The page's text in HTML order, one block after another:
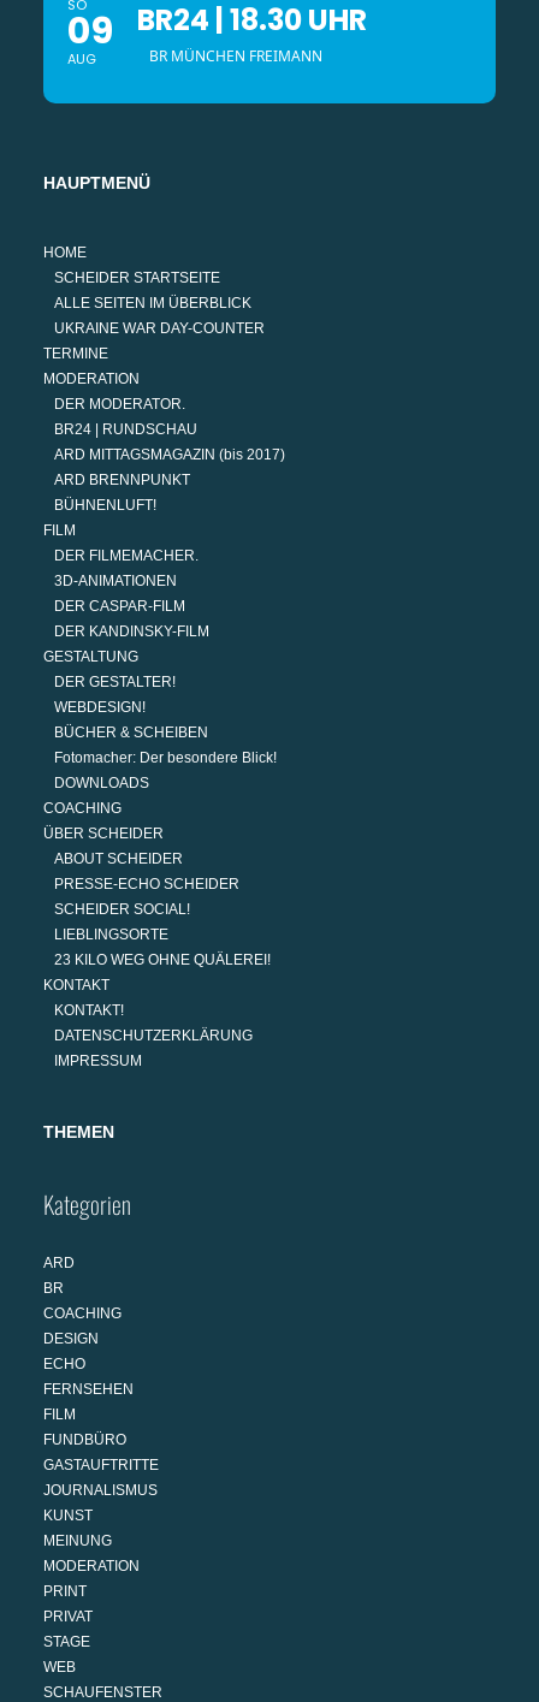
SO
09
AUG
BR24 | 18.30 UHR
BR MÜNCHEN FREIMANN
HAUPTMENÜ
HOME
SCHEIDER STARTSEITE
ALLE SEITEN IM ÜBERBLICK
UKRAINE WAR DAY-COUNTER
TERMINE
MODERATION
DER MODERATOR.
BR24 | RUNDSCHAU
ARD MITTAGSMAGAZIN (bis 2017)
ARD BRENNPUNKT
BÜHNENLUFT!
FILM
DER FILMEMACHER.
3D-ANIMATIONEN
DER CASPAR-FILM
DER KANDINSKY-FILM
GESTALTUNG
DER GESTALTER!
WEBDESIGN!
BÜCHER & SCHEIBEN
Fotomacher: Der besondere Blick!
DOWNLOADS
COACHING
ÜBER SCHEIDER
ABOUT SCHEIDER
PRESSE-ECHO SCHEIDER
SCHEIDER SOCIAL!
LIEBLINGSORTE
23 KILO WEG OHNE QUÄLEREI!
KONTAKT
KONTAKT!
DATENSCHUTZERKLÄRUNG
IMPRESSUM
THEMEN
Kategorien
ARD
BR
COACHING
DESIGN
ECHO
FERNSEHEN
FILM
FUNDBÜRO
GASTAUFTRITTE
JOURNALISMUS
KUNST
MEINUNG
MODERATION
PRINT
PRIVAT
STAGE
WEB
SCHAUFENSTER